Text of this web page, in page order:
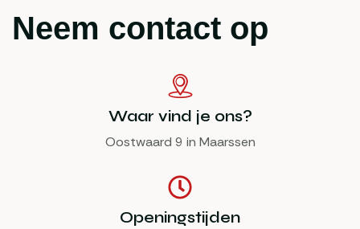
Neem contact op
Waar vind je ons?
Oostwaard 9 in Maarssen
Openingstijden